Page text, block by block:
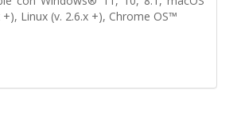
+), Linux (v. 2.6.x +), Chrome OS™